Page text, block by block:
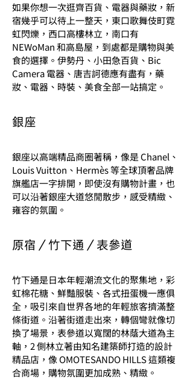
如果你想一次逛齊百貨、電器與藥妝，新
宿幾乎可以待上一整天，東口歌舞伎町霓
虹閃爍，西口高樓林立，南口有
NEWoMan 和高島屋，到處都是購物與美
食的選擇。伊勢丹、小田急百貨、Bic
Camera 電器、唐吉訶德應有盡有，藥
妝、電器、時裝、美食全部一站搞定。
銀座
銀座以高端精品商圈著稱，像是 Chanel、
Louis Vuitton、Hermès 等全球頂奢品牌
旗艦店一字排開，即使沒有購物計畫，也
可以沿著銀座大道悠閒散步，感受精緻、
雍容的氛圍。
原宿／竹下通／表參道
竹下通是日本年輕潮流文化的聚集地，彩
虹棉花糖、鮮豔服裝、各式扭蛋機一應俱
全，吸引來自世界各地的年輕旅客擠滿整
條街道。沿著街道走出來，轉個彎就像切
換了場景，表參道以寬闊的林蔭大道為主
軸，2 側林立著由知名建築師打造的設計
精品店，像 OMOTESANDO HILLS 這類複
合商場，購物氛圍更加成熟、精緻。